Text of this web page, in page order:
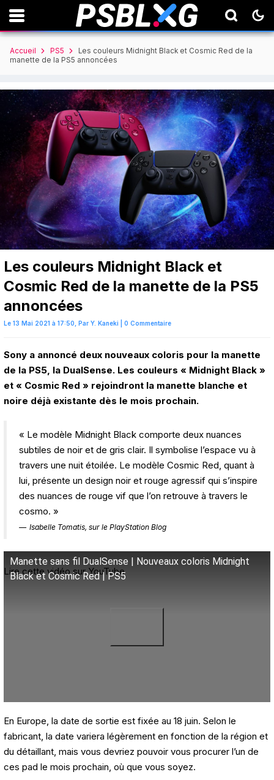
Accueil PS5
Les couleurs Midnight Black et Cosmic Red de la
manette de la PS5 annoncées
Les couleurs Midnight Black et
Cosmic Red de la manette de la PS5
annoncées
Le 13 Mai 2021 à 17:50, Par Y. Kaneki 0 Commentaire
Sony a annoncé deux nouveaux coloris pour la manette
de la PS5, la DualSense. Les couleurs « Midnight Black »
et « Cosmic Red » rejoindront la manette blanche et
noire déjà existante dès le mois prochain.
« Le modèle Midnight Black comporte deux nuances
subtiles de noir et de gris clair. Il symbolise l’espace vu à
travers une nuit étoilée. Le modèle Cosmic Red, quant à
lui, présente un design noir et rouge agressif qui s’inspire
des nuances de rouge vif que l’on retrouve à travers le
cosmo. »
Isabelle Tomatis, sur le PlayStation Blog
Manette sans fil DualSense | Nouveaux coloris Midnight
Black et Cosmic Red | PS5
Lire cette vidéo sur YouTube
En Europe, la date de sortie est fixée au 18 juin. Selon le
fabricant, la date variera légèrement en fonction de la région et
du détaillant, mais vous devriez pouvoir vous procurer l’un de
ces pad le mois prochain, où que vous soyez.